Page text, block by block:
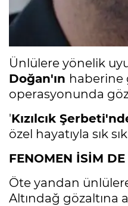
Ünlülere yönelik
Doğan'ın haberine
operasyonunda
'Kızılcık
özel hayatıyla sık
FENOMEN İSİM
Öte yandan
Altındağ gözaltına